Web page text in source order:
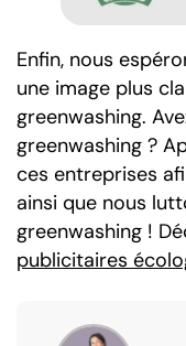
Enfin, nous
une image plus
greenwashing.
greenwashing ?
ces entreprises
ainsi que nous
greenwashing !
publicitaires